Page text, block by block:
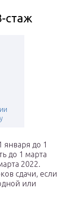
стаж
января до 1
до 1 марта
2022.
сдачи, если
или